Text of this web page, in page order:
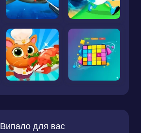
Випало для вас